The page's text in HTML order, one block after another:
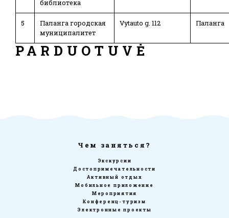
библиотека
5
Паланга городская
муниципалитет
Vytauto g. 112 Паланга
PARDUOTUVĖ
Чем заняться?
Экскурсии
Достопримечательности
Активный отдых
Мобильное приложение
Мероприятия
Конференц-туризм
Электронные проекты